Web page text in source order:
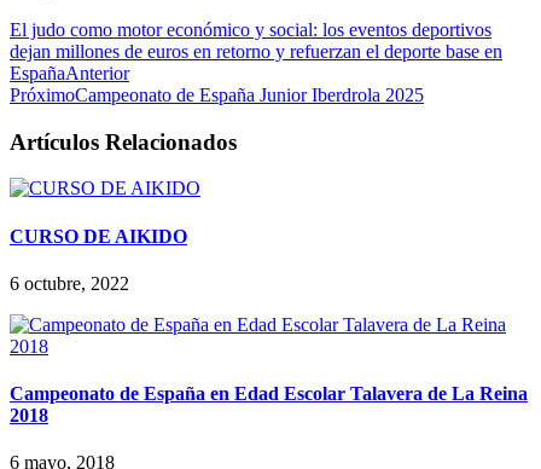
El judo como motor económico y social: los eventos deportivos
dejan millones de euros en retorno y refuerzan el deporte base en
EspañaAnterior
PróximoCampeonato de España Junior Iberdrola 2025
Artículos Relacionados
CURSO DE AIKIDO
6 octubre, 2022
Campeonato de España en Edad Escolar Talavera de La Reina
2018
6 mayo, 2018